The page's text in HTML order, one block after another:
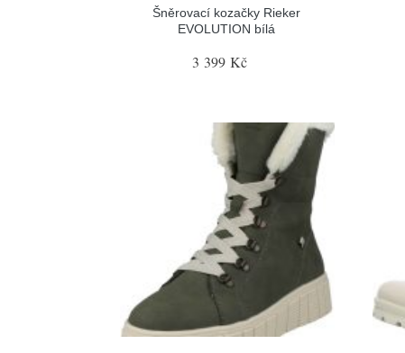
Šněrovací kozačky Rieker
EVOLUTION bílá
3 399 Kč